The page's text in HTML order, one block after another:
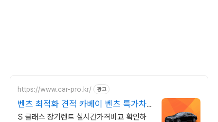
https://www.car-pro.kr/ 광고
벤츠 최적화 견적 카베이 벤츠 특가차
량 무료견적
S 클래스 장기렌트 실시간가격비교 확인하